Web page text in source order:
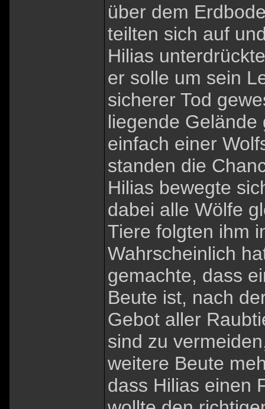
über dem
teilten sich auf
Hilias
er solle um sein
sicherer Tod
liegende
einfach einer
standen die
Hilias bewegte
dabei alle Wölfe
Tiere folgten ihm
Wahrscheinlich
gemachte, dass
Beute ist, nach
Gebot aller
sind zu
weitere Beute
dass Hilias einen